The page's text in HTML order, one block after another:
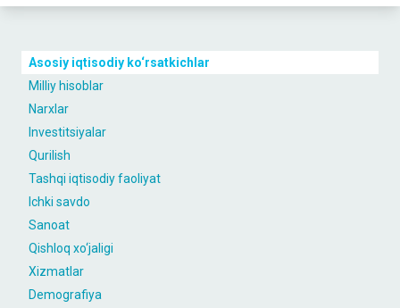
Asosiy iqtisodiy ko‘rsatkichlar
Milliy hisoblar
Narxlar
Investitsiyalar
Qurilish
Tashqi iqtisodiy faoliyat
Ichki savdo
Sanoat
Qishloq xo‘jaligi
Xizmatlar
Demografiya